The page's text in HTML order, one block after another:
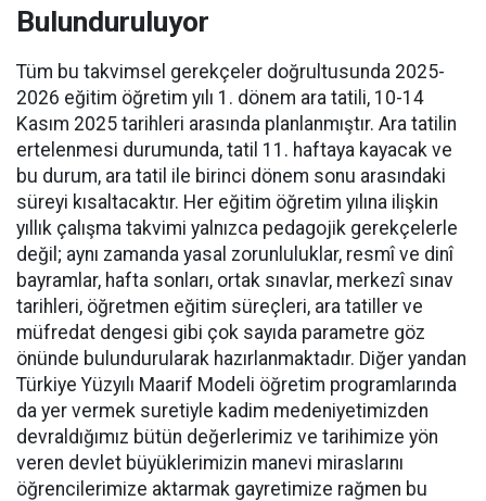
Bulunduruluyor
Tüm bu takvimsel gerekçeler doğrultusunda 2025-
2026 eğitim öğretim yılı 1. dönem ara tatili, 10-14
Kasım 2025 tarihleri arasında planlanmıştır. Ara tatilin
ertelenmesi durumunda, tatil 11. haftaya kayacak ve
bu durum, ara tatil ile birinci dönem sonu arasındaki
süreyi kısaltacaktır. Her eğitim öğretim yılına ilişkin
yıllık çalışma takvimi yalnızca pedagojik gerekçelerle
değil; aynı zamanda yasal zorunluluklar, resmî ve dinî
bayramlar, hafta sonları, ortak sınavlar, merkezî sınav
tarihleri, öğretmen eğitim süreçleri, ara tatiller ve
müfredat dengesi gibi çok sayıda parametre göz
önünde bulundurularak hazırlanmaktadır. Diğer yandan
Türkiye Yüzyılı Maarif Modeli öğretim programlarında
da yer vermek suretiyle kadim medeniyetimizden
devraldığımız bütün değerlerimiz ve tarihimize yön
veren devlet büyüklerimizin manevi miraslarını
öğrencilerimize aktarmak gayretimize rağmen bu